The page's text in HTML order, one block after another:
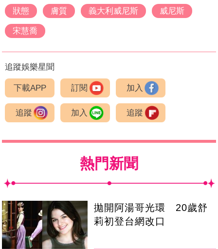
狀態
膚質 義大利威尼斯 威尼斯
宋慧喬
追蹤娛樂星聞
下載APP 訂閱 加入
追蹤 加入 追蹤
熱門新聞
拋開阿湯哥光環 20歲舒
莉初登台網改口